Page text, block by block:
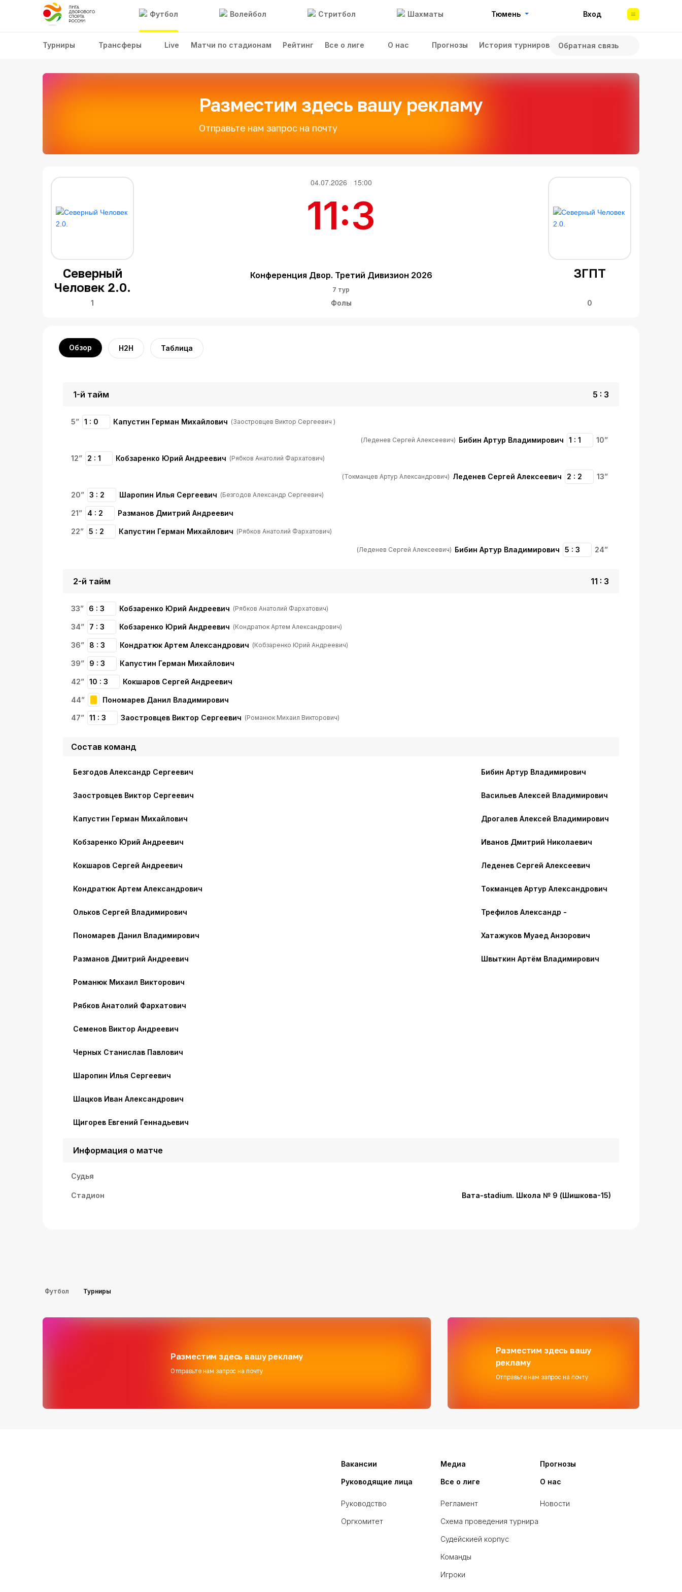
Футбол Волейбол Стритбол Шахматы Тюмень Вход
Турниры Трансферы Live Матчи по стадионам Рейтинг Все о лиге О нас Прогнозы История турниров Обратная связь
Футбол Турниры
Разместим здесь вашу рекламу
Отправьте нам запрос на почту
04.07.2026 15:00
Северный
Человек 2.0.
ЗГПТ
11:3
Конференция Двор. Третий Дивизион 2026
7 тур
Фолы
1 0
Обзор H2H Таблица
5” 1 : 0 Капустин Герман Михайлович (Заостровцев Виктор Сергеевич )
10”
1 : 1
Бибин Артур Владимирович
(Леденев Сергей Алексеевич)
12” 2 : 1 Кобзаренко Юрий Андреевич (Рябков Анатолий Фархатович)
13”
2 : 2
Леденев Сергей Алексеевич
(Токманцев Артур Александрович)
20” 3 : 2 Шаропин Илья Сергеевич (Безгодов Александр Сергеевич)
21” 4 : 2 Разманов Дмитрий Андреевич
22” 5 : 2 Капустин Герман Михайлович (Рябков Анатолий Фархатович)
24”
5 : 3
Бибин Артур Владимирович
(Леденев Сергей Алексеевич)
1-й тайм 5 : 3
33” 6 : 3 Кобзаренко Юрий Андреевич (Рябков Анатолий Фархатович)
34” 7 : 3 Кобзаренко Юрий Андреевич (Кондратюк Артем Александрович)
36” 8 : 3 Кондратюк Артем Александрович (Кобзаренко Юрий Андреевич)
39” 9 : 3 Капустин Герман Михайлович
42” 10 : 3 Кокшаров Сергей Андреевич
44” Пономарев Данил Владимирович
47” 11 : 3 Заостровцев Виктор Сергеевич (Романюк Михаил Викторович)
2-й тайм 11 : 3
Состав команд
Безгодов Александр Сергеевич
Заостровцев Виктор Сергеевич
Капустин Герман Михайлович
Кобзаренко Юрий Андреевич
Кокшаров Сергей Андреевич
Кондратюк Артем Александрович
Ольков Сергей Владимирович
Пономарев Данил Владимирович
Разманов Дмитрий Андреевич
Романюк Михаил Викторович
Рябков Анатолий Фархатович
Семенов Виктор Андреевич
Черных Станислав Павлович
Шаропин Илья Сергеевич
Шацков Иван Александрович
Щигорев Евгений Геннадьевич
Бибин Артур Владимирович
Васильев Алексей Владимирович
Дрогалев Алексей Владимирович
Иванов Дмитрий Николаевич
Леденев Сергей Алексеевич
Токманцев Артур Александрович
Трефилов Александр -
Хатажуков Муаед Анзорович
Швыткин Артём Владимирович
Информация о матче
Судья
Стадион Вата-stadium. Школа № 9 (Шишкова-15)
Разместим здесь вашу рекламу
Отправьте нам запрос на почту
Разместим здесь вашу
рекламу
Отправьте нам запрос на почту
Все о лиге
Регламент
Схема проведения турнира
Судейскией корпус
Команды
Игроки
Медиа Прогнозы
О нас
Новости
Вакансии
Руководящие лица
Руководство
Оргкомитет